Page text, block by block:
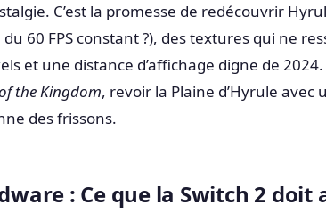
C’est la promesse de redécouvrir
60 FPS constant ?), des textures qui ne
et une distance d’affichage digne de
the Kingdom, revoir la Plaine d’Hyrule
des frissons.
: Ce que la Switch 2 doit